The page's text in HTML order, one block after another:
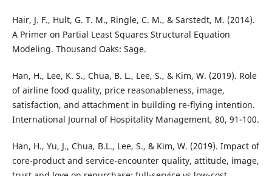
Hair, J. F., Hult, G. T. M., Ringle, C. M., & Sarstedt, M. (2014).
A Primer on Partial Least Squares Structural Equation
Modeling. Thousand Oaks: Sage.
Han, H., Lee, K. S., Chua, B. L., Lee, S., & Kim, W. (2019). Role
of airline food quality, price reasonableness, image,
satisfaction, and attachment in building re-flying intention.
International Journal of Hospitality Management, 80, 91-100.
Han, H., Yu, J., Chua, B.L., Lee, S., & Kim, W. (2019). Impact of
core-product and service-encounter quality, attitude, image,